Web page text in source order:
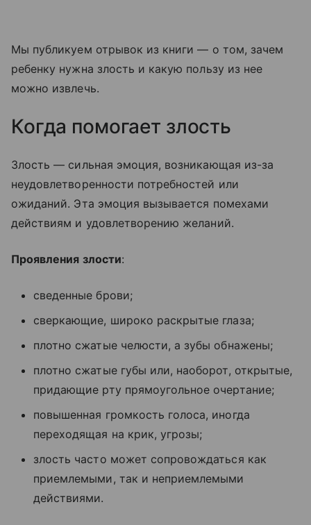
Мы публикуем отрывок из книги — о том, зачем
ребенку нужна злость и какую пользу из нее
можно извлечь.
Когда помогает злость
Злость — сильная эмоция, возникающая из-за
неудовлетворенности потребностей или
ожиданий. Эта эмоция вызывается помехами
действиям и удовлетворению желаний.
Проявления злости:
сведенные брови;
сверкающие, широко раскрытые глаза;
плотно сжатые челюсти, а зубы обнажены;
плотно сжатые губы или, наоборот, открытые,
придающие рту прямоугольное очертание;
повышенная громкость голоса, иногда
переходящая на крик, угрозы;
злость часто может сопровождаться как
приемлемыми, так и неприемлемыми
действиями.